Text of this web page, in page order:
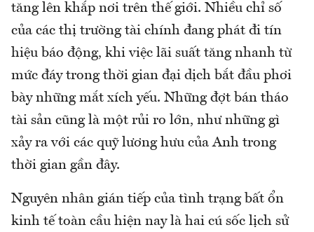
tăng lên khắp nơi trên thế giới. Nhiều chỉ số
của các thị trường tài chính đang phát đi tín
hiệu báo động, khi việc lãi suất tăng nhanh từ
mức đáy trong thời gian đại dịch bắt đầu phơi
bày những mắt xích yếu. Những đợt bán tháo
tài sản cũng là một rủi ro lớn, như những gì
xảy ra với các quỹ lương hưu của Anh trong
thời gian gần đây.
Nguyên nhân gián tiếp của tình trạng bất ổn
kinh tế toàn cầu hiện nay là hai cú sốc lịch sử